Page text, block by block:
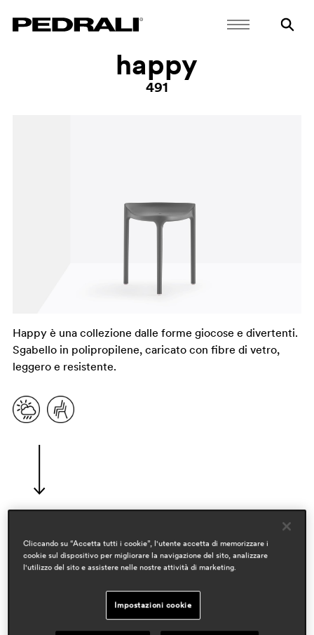
happy
491
Happy è una collezione dalle forme giocose e divertenti.
Sgabello in polipropilene, caricato con fibre di vetro,
leggero e resistente.
designer
cristian gori
Cliccando su “Accetta tutti i cookie”, l'utente accetta di memorizzare i
cookie sul dispositivo per migliorare la navigazione del sito, analizzare
l'utilizzo del sito e assistere nelle nostre attività di marketing.
Impostazioni cookie